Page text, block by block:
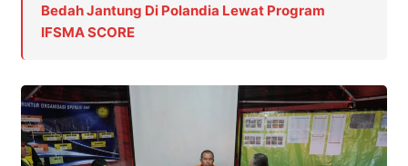
Bedah Jantung Di Polandia Lewat Program
IFSMA SCORE